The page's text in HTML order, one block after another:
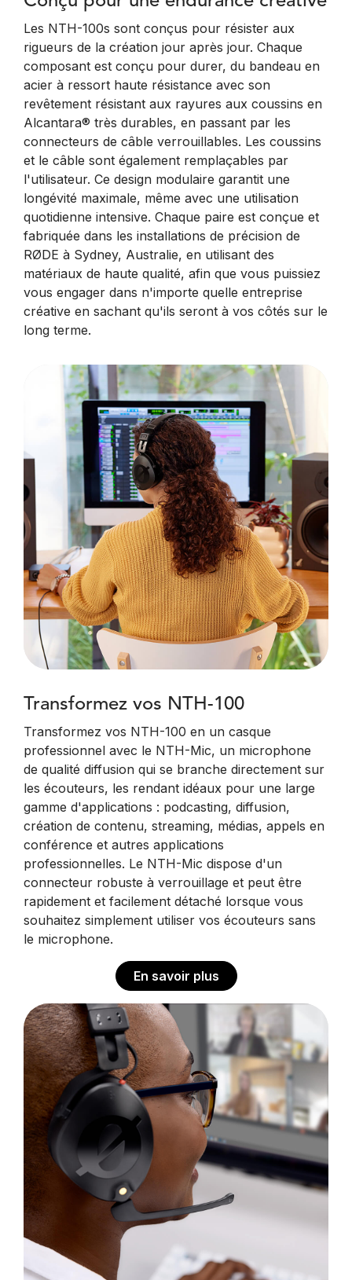
Les NTH-100s sont conçus pour résister aux
rigueurs de la création jour après jour. Chaque
composant est conçu pour durer, du bandeau en
acier à ressort haute résistance avec son
revêtement résistant aux rayures aux coussins en
Alcantara® très durables, en passant par les
connecteurs de câble verrouillables. Les coussins
et le câble sont également remplaçables par
l'utilisateur. Ce design modulaire garantit une
longévité maximale, même avec une utilisation
quotidienne intensive. Chaque paire est conçue et
fabriquée dans les installations de précision de
RØDE à Sydney, Australie, en utilisant des
matériaux de haute qualité, afin que vous puissiez
vous engager dans n'importe quelle entreprise
créative en sachant qu'ils seront à vos côtés sur le
long terme.
Transformez vos NTH-100
Transformez vos NTH-100 en un casque
professionnel avec le NTH-Mic, un microphone
de qualité diffusion qui se branche directement sur
les écouteurs, les rendant idéaux pour une large
gamme d'applications : podcasting, diffusion,
création de contenu, streaming, médias, appels en
conférence et autres applications
professionnelles. Le NTH-Mic dispose d'un
connecteur robuste à verrouillage et peut être
rapidement et facilement détaché lorsque vous
souhaitez simplement utiliser vos écouteurs sans
le microphone.
En savoir plus